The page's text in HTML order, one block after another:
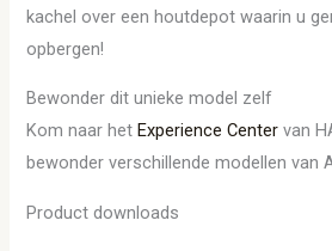
kachel over een houtdepot waarin u
opbergen!
Bewonder dit unieke model zelf
Kom naar het Experience Center van
bewonder verschillende modellen van
Product downloads